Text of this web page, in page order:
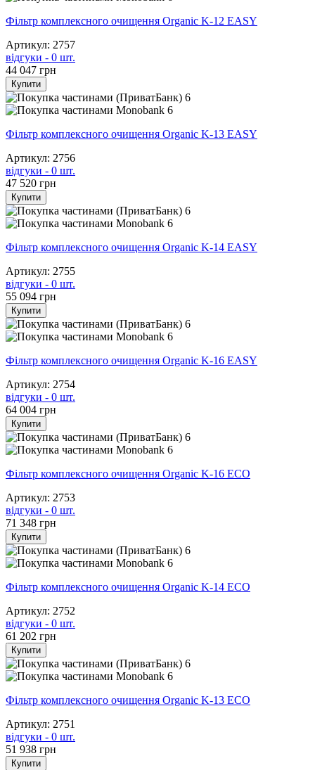
Фільтр комплексного очищення Organic K-12 EASY
Артикул: 2757
відгуки - 0 шт.
44 047 грн
Купити
6
6
Фільтр комплексного очищення Organic K-13 EASY
Артикул: 2756
відгуки - 0 шт.
47 520 грн
Купити
6
6
Фільтр комплексного очищення Organic K-14 EASY
Артикул: 2755
відгуки - 0 шт.
55 094 грн
Купити
6
6
Фільтр комплексного очищення Organic K-16 EASY
Артикул: 2754
відгуки - 0 шт.
64 004 грн
Купити
6
6
Фільтр комплексного очищення Organic K-16 ECO
Артикул: 2753
відгуки - 0 шт.
71 348 грн
Купити
6
6
Фільтр комплексного очищення Organic K-14 ECO
Артикул: 2752
відгуки - 0 шт.
61 202 грн
Купити
6
6
Фільтр комплексного очищення Organic K-13 ECO
Артикул: 2751
відгуки - 0 шт.
51 938 грн
Купити